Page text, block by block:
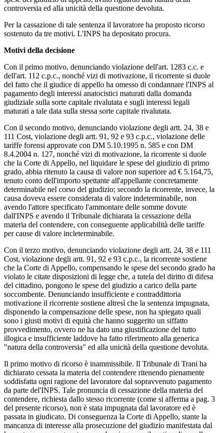
controversia ed alla unicità della questione devoluta.
Per la cassazione di tale sentenza il lavoratore ha proposto ricorso
sostenuto da tre motivi. L'INPS ha depositato procura.
Motivi della decisione
Con il primo motivo, denunciando violazione dell'art. 1283 c.c. e
dell'art. 112 c.p.c., nonché vizi di motivazione, il ricorrente si duole
del fatto che il giudice di appello ha omesso di condannare l'INPS al
pagamento degli interessi anatocistici maturati dalla domanda
giudiziale sulla sorte capitale rivalutata e sugli interessi legali
maturati a tale data sulla stessa sorte capitale rivalutata.
Con il secondo motivo, denunciando violazione degli artt. 24, 38 e
111 Cost, violazione degli artt. 91, 92 e 93 c.p.c., violazione delle
tariffe forensi approvate con DM 5.10.1995 n. 585 e con DM
8.4.2004 n. 127, nonché vizi di motivazione, la ricorrente si duole
che la Corte di Appello, nel liquidare le spese del giudizio di primo
grado, abbia ritenuto la causa di valore non superiore ad € 5.164,75,
tenuto conto dell'importo spettante all'appellante concretamente
determinabile nel corso del giudizio; secondo la ricorrente, invece, la
causa doveva essere considerata di valore indeterminabile, non
avendo l'attore specificato l'ammontare delle somme dovute
dall'INPS e avendo il Tribunale dichiarata la cessazione della
materia del contendere, con conseguente applicabilità delle tariffe
per cause di valore incleterminabile.
Con il terzo motivo, denunciando violazione degli artt. 24, 38 e 111
Cost, violazione degli artt. 91, 92 e 93 c.p.c., la ricorrente sostiene
che la Corte di Appello, compensando le spese del secondo grado ha
violato le citate disposizioni di legge che, a tutela del diritto di difesa
del cittadino, pongono le spese del giudizio a carico della parte
soccombente. Denunciando insufficiente e contraddittoria
motivazione il ricorrente sostiene altresì che la sentenza impugnata,
disponendo la compensazione delle spese, non ha spiegato quali
sono i giusti motivi di equità che hanno suggerito un siffatto
provvedimento, ovvero ne ha dato una giustificazione del tutto
illogica e insufficiente laddove ha fatto riferimento alla generica
"natura della controversia" ed alla unicità della questione devoluta.
Il primo motivo di ricorso è inammissibile. Il Tribunale di Trani ha
dichiarato cessata la materia del contendere ritenendo pienamente
soddisfatta ogni ragione del lavoratore dal sopravvenuto pagamento
da parte del'INPS. Tale pronuncia di cessazione della materia del
contendere, richiesta dallo stesso ricorrente (come si afferma a pag. 3
del presente ricorso), non è stata impugnata dal lavoratore ed è
passata in giudicato. Di conseguenza la Corte di Appello, stante la
mancanza di interesse alla prosecuzione del giudizio manifestata dal